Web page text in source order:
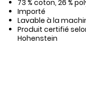
73 % coton, 26 %
Importé
Lavable à la
Produit certifié selon
Hohenstein